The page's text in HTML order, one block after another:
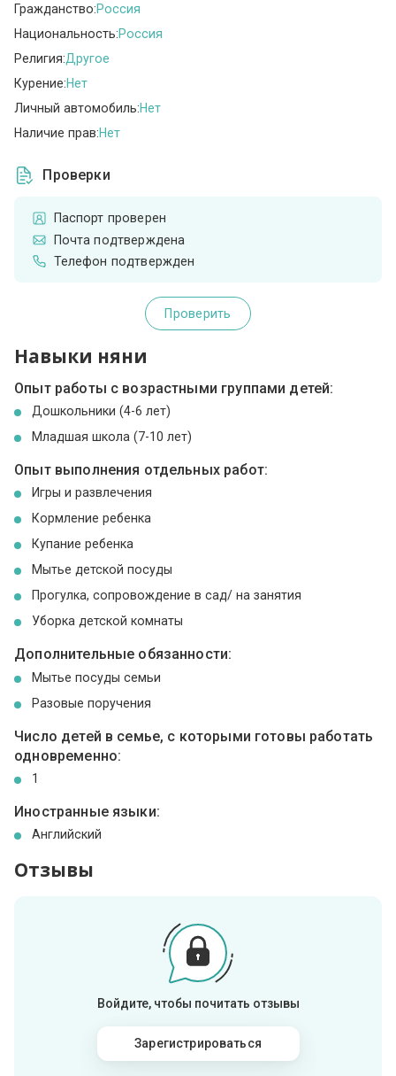
Гражданство:Россия
Национальность:Россия
Религия:Другое
Курение:Нет
Личный автомобиль:Нет
Наличие прав:Нет
Проверки
Паспорт проверен
Почта подтверждена
Телефон подтвержден
Проверить
Навыки няни
Опыт работы с возрастными группами детей:
Дошкольники (4-6 лет)
Младшая школа (7-10 лет)
Опыт выполнения отдельных работ:
Игры и развлечения
Кормление ребенка
Купание ребенка
Мытье детской посуды
Прогулка, сопровождение в сад/ на занятия
Уборка детской комнаты
Дополнительные обязанности:
Мытье посуды семьи
Разовые поручения
Число детей в семье, с которыми готовы работать
одновременно:
1
Иностранные языки:
Английский
Отзывы
Войдите, чтобы почитать отзывы
Зарегистрироваться